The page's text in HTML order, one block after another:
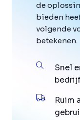
de
bieden
volgende
betekenen.
Snel
Ruim